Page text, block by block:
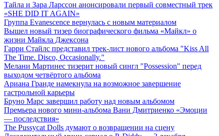
Тайла и Зара Ларссон анонсировали первый совместный трек
«SHE DID IT AGAIN»
Группа Evanescence вернулась с новым материалом
Вышел новый тизер биографического фильма «Майкл» о
жизни Майкла Джексона
Гарри Стайлс представил трек-лист нового альбома "Kiss All
The Time. Disco, Occasionally."
Мелани Мартинес тизерит новый сингл "Possession" перед
выходом четвёртого альбома
Ариана Гранде намекнула на возможное завершение
гастрольной карьеры
Бруно Марс завершил работу над новым альбомом
Премьера нового мини-альбома Вани Дмитриенко «Эмоции
— последствия»
The Pussycat Dolls думают о возвращении на сцену